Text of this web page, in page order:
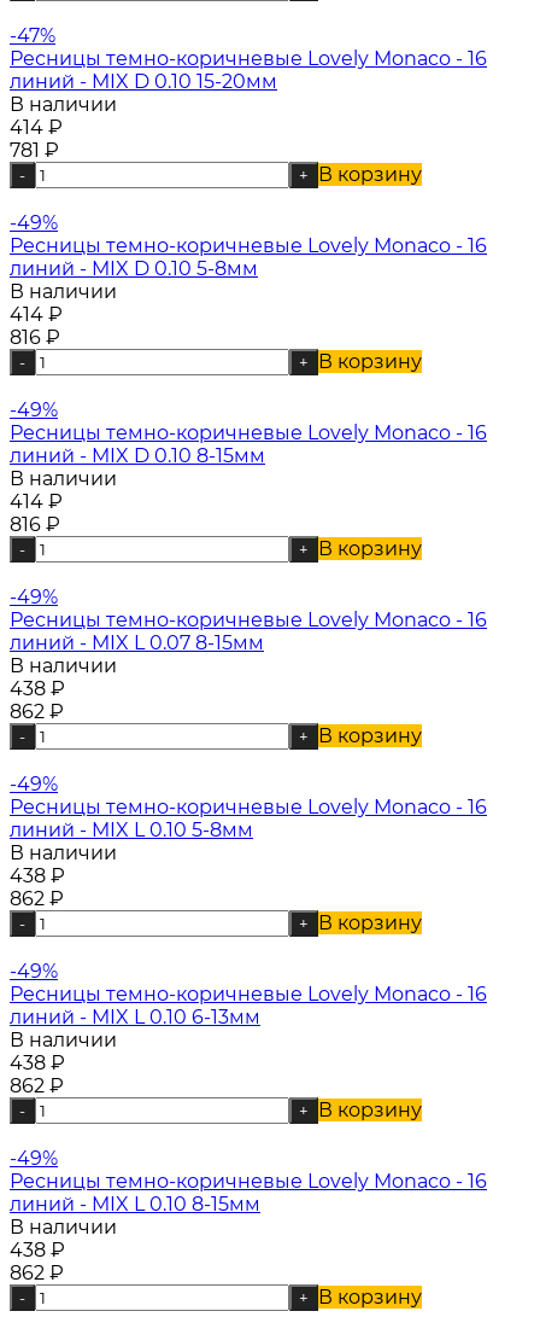
-47%
Ресницы темно-коричневые Lovely Monaco - 16
линий - MIX D 0.10 15-20мм
В наличии
414 ₽
781 ₽
- + В корзину
-49%
Ресницы темно-коричневые Lovely Monaco - 16
линий - MIX D 0.10 5-8мм
В наличии
414 ₽
816 ₽
- + В корзину
-49%
Ресницы темно-коричневые Lovely Monaco - 16
линий - MIX D 0.10 8-15мм
В наличии
414 ₽
816 ₽
- + В корзину
-49%
Ресницы темно-коричневые Lovely Monaco - 16
линий - MIX L 0.07 8-15мм
В наличии
438 ₽
862 ₽
- + В корзину
-49%
Ресницы темно-коричневые Lovely Monaco - 16
линий - MIX L 0.10 5-8мм
В наличии
438 ₽
862 ₽
- + В корзину
-49%
Ресницы темно-коричневые Lovely Monaco - 16
линий - MIX L 0.10 6-13мм
В наличии
438 ₽
862 ₽
- + В корзину
-49%
Ресницы темно-коричневые Lovely Monaco - 16
линий - MIX L 0.10 8-15мм
В наличии
438 ₽
862 ₽
- + В корзину